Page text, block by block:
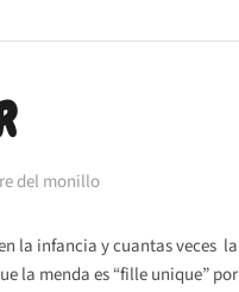
del monillo
la infancia y cuantas veces
la menda es “fille unique”